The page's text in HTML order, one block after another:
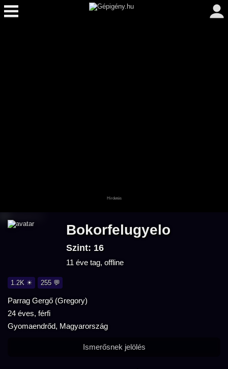
Bokorfelugyelo
Szint: 16
11 éve tag, offline
1.2K ☀ 255 💬
Parrag Gergő (Gregory)
24 éves, férfi
Gyomaendrőd, Magyarország
Ismerősnek jelölés